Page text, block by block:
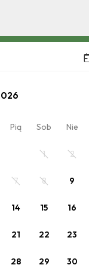
Pią Sob Nie
1 2
7 8 9
14 15 16
21 22 23
28 29 30
cenników.